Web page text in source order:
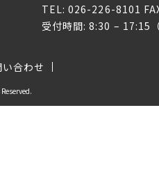
TEL: 026-226-8101
受付時間: 8:30 – 17:15
い合わせ